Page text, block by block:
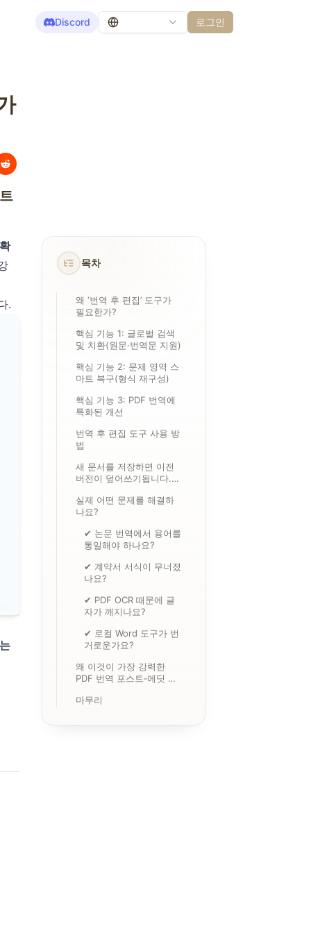
Discord 로그인
.
목차
왜 ‘번역 후 편집’ 도구가
필요한가?
핵심 기능 1: 글로벌 검색
및 치환(원문·번역문 지원)
핵심 기능 2: 문제 영역 스
마트 복구(형식 재구성)
핵심 기능 3: PDF 번역에
특화된 개선
번역 후 편집 도구 사용 방
법
새 문서를 저장하면 이전
버전이 덮어쓰기됩니다.
하세요.
실제 어떤 문제를 해결하
나요?
✔ 논문 번역에서 용어를
통일해야 하나요?
✔ 계약서 서식이 무너졌
나요?
✔ PDF OCR 때문에 글
자가 깨지나요?
✔ 로컬 Word 도구가 번
거로운가요?
왜 이것이 가장 강력한
PDF 번역 포스트‑에딧 경
마무리